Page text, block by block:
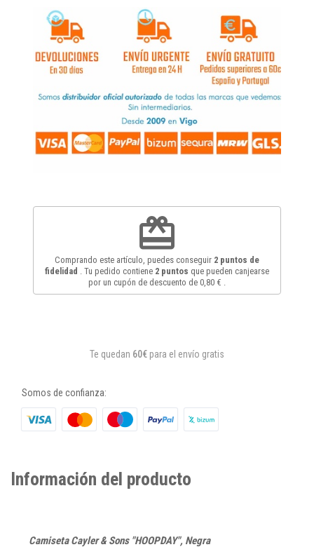
redeem
Comprando este artículo, puedes conseguir 2 puntos de
fidelidad
. Tu pedido contiene 2 puntos que pueden canjearse
por un cupón de descuento de 0,80 €
Te quedan 60€ para el envío gratis
Somos de confianza:
Información del producto
Camiseta Cayler & Sons "HOOPDAY", Negra